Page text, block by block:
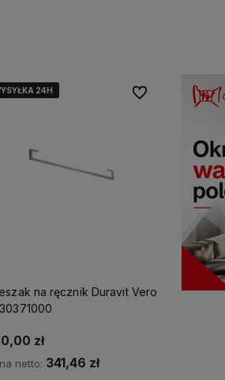
24H
24H
24H
24H
24H
na ręcznik Duravit Vero
zł
netto: 341,46 zł
Do ulubionych